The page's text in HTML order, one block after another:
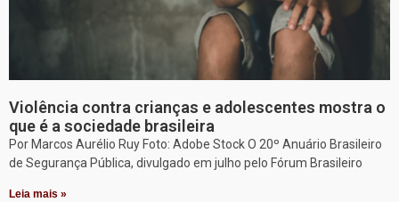
Violência contra crianças e adolescentes mostra o
que é a sociedade brasileira
Por Marcos Aurélio Ruy Foto: Adobe Stock O 20º Anuário Brasileiro
de Segurança Pública, divulgado em julho pelo Fórum Brasileiro
Leia mais »